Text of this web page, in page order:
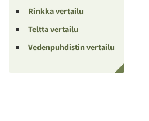
Rinkka vertailu
Teltta vertailu
Vedenpuhdistin vertailu